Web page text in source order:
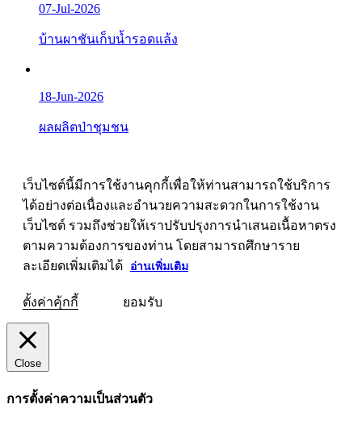
07-Jul-2026
บ้านผาชันเก็บน้ำรอดแล้ง
18-Jun-2026
ผลผลิตป่าชุมชน
เว็บไซต์นี้มีการใช้งานคุกกี้เพื่อให้ท่านสามารถใช้บริการ
ได้อย่างต่อเนื่องและอำนวยความสะดวกในการใช้งาน
เว็บไซต์ รวมถึงช่วยให้เราปรับปรุงการนำเสนอเนื้อหาตรง
ตามความต้องการของท่าน โดยสามารถศึกษาราย
ละเอียดเพิ่มเติมได้
อ่านเพิ่มเติม
ตั้งค่าคุ้กกี้ ยอมรับ
Close
การตั้งค่าความเป็นส่วนตัว